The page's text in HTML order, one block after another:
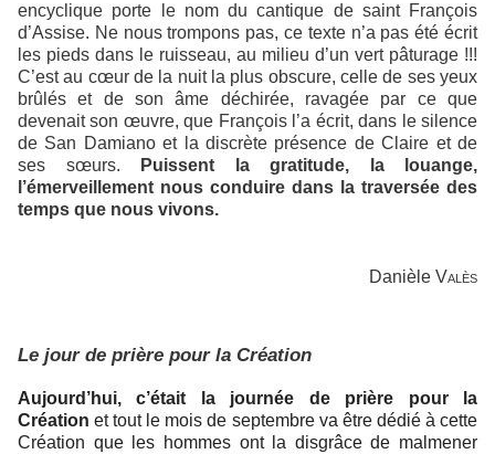
encyclique porte le nom du cantique de saint François
d’Assise. Ne nous trompons pas, ce texte n’a pas été écrit
les pieds dans le ruisseau, au milieu d’un vert pâturage !!!
C’est au cœur de la nuit la plus obscure, celle de ses yeux
brûlés et de son âme déchirée, ravagée par ce que
devenait son œuvre, que François l’a écrit, dans le silence
de San Damiano et la discrète présence de Claire et de
ses sœurs. Puissent la gratitude, la louange,
l’émerveillement nous conduire dans la traversée des
temps que nous vivons.
Danièle Valès
Le jour de prière pour la Création
Aujourd’hui, c’était la journée de prière pour la
Création et tout le mois de septembre va être dédié à cette
Création que les hommes ont la disgrâce de malmener